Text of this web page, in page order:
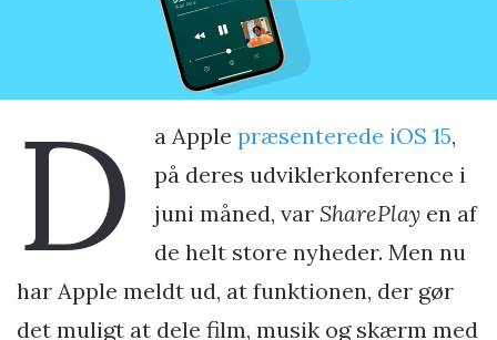
D a Apple præsenterede iOS 15,
på deres udviklerkonference i
juni måned, var SharePlay en af
de helt store nyheder. Men nu
har Apple meldt ud, at funktionen, der gør
det muligt at dele film, musik og skærm med